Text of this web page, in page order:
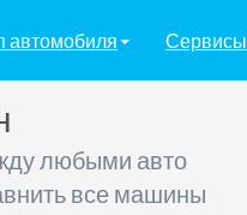
автомобиля Сервисы
любыми авто
все машины